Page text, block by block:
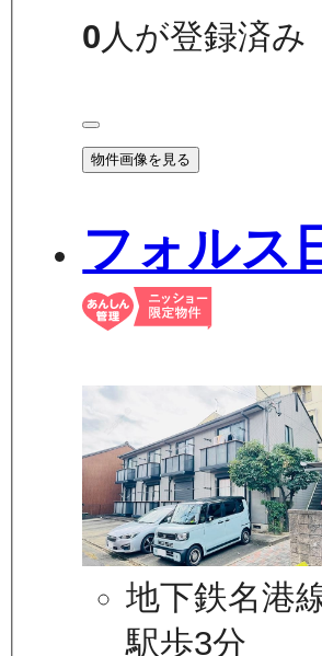
0 人が登録済み
物件画像を見る
フォルス
地下鉄名港
駅歩3分